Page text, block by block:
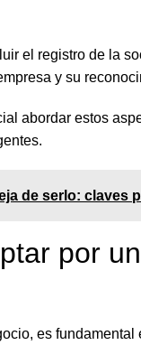
el registro de la
y su
abordar estos
de serlo: claves
por
es